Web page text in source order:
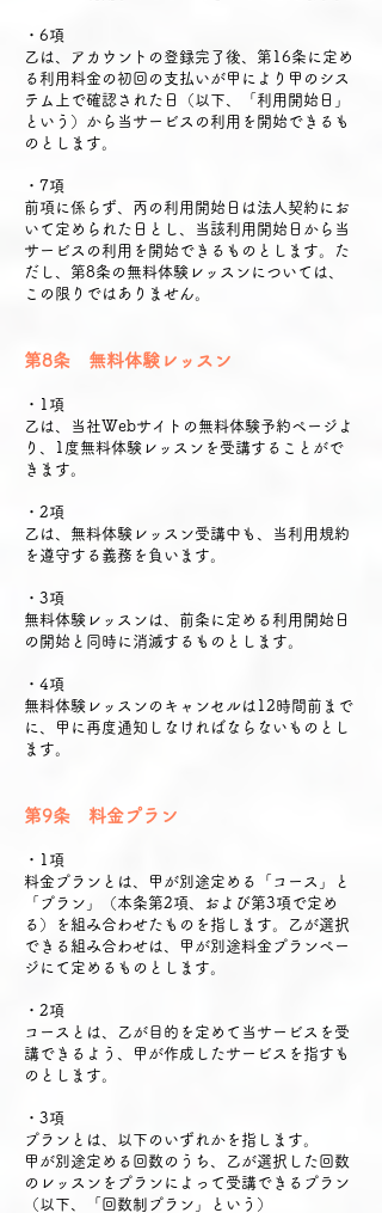
・6項
乙は、アカウントの登録完了後、第16条に定め
る利用料金の初回の支払いが甲により甲のシス
テム上で確認された日（以下、「利用開始日」
という）から当サービスの利用を開始できるも
のとします。
・7項
前項に係らず、丙の利用開始日は法人契約にお
いて定められた日とし、当該利用開始日から当
サービスの利用を開始できるものとします。た
だし、第8条の無料体験レッスンについては、
この限りではありません。
第8条 無料体験レッスン
・1項
乙は、当社Webサイトの無料体験予約ページよ
り、1度無料体験レッスンを受講することがで
きます。
・2項
乙は、無料体験レッスン受講中も、当利用規約
を遵守する義務を負います。
・3項
無料体験レッスンは、前条に定める利用開始日
の開始と同時に消滅するものとします。
・4項
無料体験レッスンのキャンセルは12時間前まで
に、甲に再度通知しなければならないものとし
ます。
第9条 料金プラン
・1項
料金プランとは、甲が別途定める「コース」と
「プラン」（本条第2項、および第3項で定め
る）を組み合わせたものを指します。乙が選択
できる組み合わせは、甲が別途料金プランペー
ジにて定めるものとします。
・2項
コースとは、乙が目的を定めて当サービスを受
講できるよう、甲が作成したサービスを指すも
のとします。
・3項
プランとは、以下のいずれかを指します。
甲が別途定める回数のうち、乙が選択した回数
のレッスンをプランによって受講できるプラン
（以下、「回数制プラン」という）